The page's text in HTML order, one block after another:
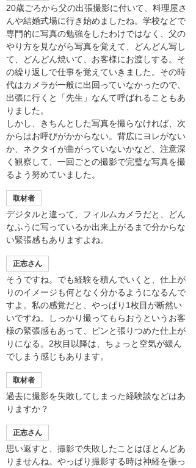
20歳ごろから父の出張撮影に付いて、料理屋さ
んや結婚式場に行き始めましたね。学校などで
専門的に写真の勉強をしたわけではなく、父の
やり方を見ながら写真を覚えて、どんどん写し
て、どんどん焼いて、お客様にお渡しする。そ
の繰り返しで仕事を覚えていきました。その時
代はカメラが一般に出回っていなかったので、
出張に行くと「先生」なんて呼ばれることもあ
りました。
しかし、きちんとした写真を撮らなければ、次
からはお呼びがかからない。背広にヨレがない
か、ネクタイが曲がっていないかなど、注意深
く観察して、一回ごとの撮影で完璧な写真を撮
るよう努めていました。
取材者
デジタルと違って、フィルムカメラだと、どん
なふうに写っているか出来上がるまで分からな
い緊張感もありますよね。
正志さん
そうですね。でも経験を積んでいくと、仕上が
りのイメージも何となく分かるようになるんで
すよ。私の感覚だと、やっぱり1枚目が断然い
いですね。しっかり撮ってもらおうというお客
様の緊張感もあって、ピンと張りつめた仕上が
りになる。2枚目以降は、ちょっと空気が緩ん
でしまう感じもあります。
取材者
過去に撮影を失敗してしまった経験談などはあ
りますか？
正志さん
思い返すと、撮影で失敗したことはほとんどあ
りませんね。やっぱり撮影する時は神経を張っ